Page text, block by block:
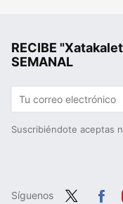
RECIBE
SEMANAL
Suscribiéndote aceptas
Síguenos